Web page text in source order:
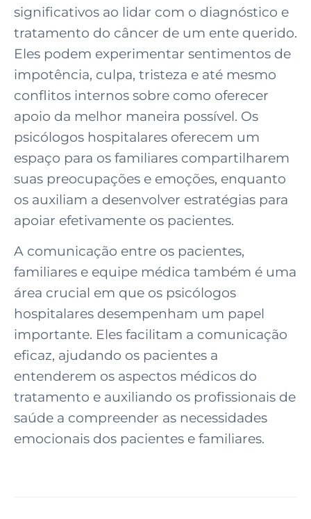
significativos ao lidar com o diagnóstico e
tratamento do câncer de um ente querido.
Eles podem experimentar sentimentos de
impotência, culpa, tristeza e até mesmo
conflitos internos sobre como oferecer
apoio da melhor maneira possível. Os
psicólogos hospitalares oferecem um
espaço para os familiares compartilharem
suas preocupações e emoções, enquanto
os auxiliam a desenvolver estratégias para
apoiar efetivamente os pacientes.
A comunicação entre os pacientes,
familiares e equipe médica também é uma
área crucial em que os psicólogos
hospitalares desempenham um papel
importante. Eles facilitam a comunicação
eficaz, ajudando os pacientes a
entenderem os aspectos médicos do
tratamento e auxiliando os profissionais de
saúde a compreender as necessidades
emocionais dos pacientes e familiares.